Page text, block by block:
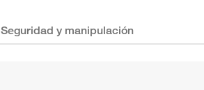
Seguridad y manipulación